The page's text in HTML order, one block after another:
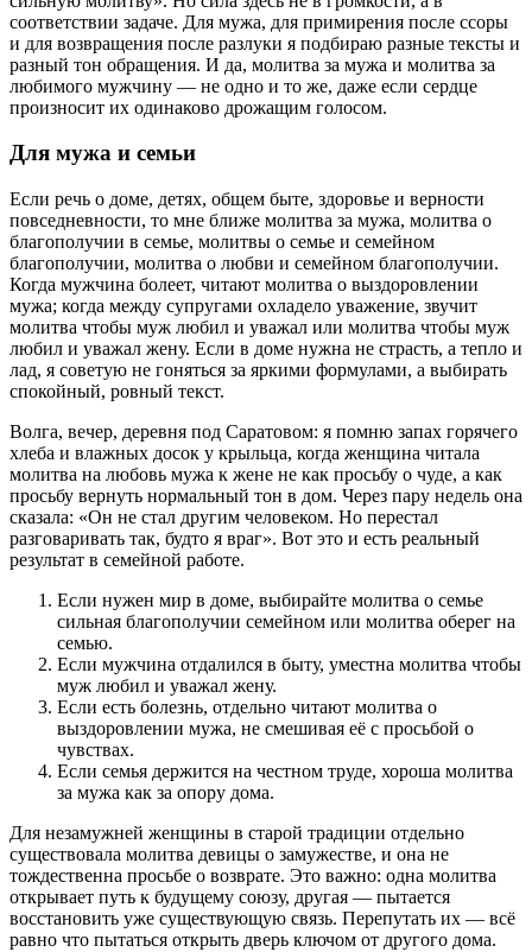
соответствии задаче. Для мужа, для примирения после ссоры
и для возвращения после разлуки я подбираю разные тексты и
разный тон обращения. И да, молитва за мужа и молитва за
любимого мужчину — не одно и то же, даже если сердце
произносит их одинаково дрожащим голосом.
Для мужа и семьи
Если речь о доме, детях, общем быте, здоровье и верности
повседневности, то мне ближе молитва за мужа, молитва о
благополучии в семье, молитвы о семье и семейном
благополучии, молитва о любви и семейном благополучии.
Когда мужчина болеет, читают молитва о выздоровлении
мужа; когда между супругами охладело уважение, звучит
молитва чтобы муж любил и уважал или молитва чтобы муж
любил и уважал жену. Если в доме нужна не страсть, а тепло и
лад, я советую не гоняться за яркими формулами, а выбирать
спокойный, ровный текст.
Волга, вечер, деревня под Саратовом: я помню запах горячего
хлеба и влажных досок у крыльца, когда женщина читала
молитва на любовь мужа к жене не как просьбу о чуде, а как
просьбу вернуть нормальный тон в дом. Через пару недель она
сказала: «Он не стал другим человеком. Но перестал
разговаривать так, будто я враг». Вот это и есть реальный
результат в семейной работе.
Если нужен мир в доме, выбирайте молитва о семье
сильная благополучии семейном или молитва оберег на
семью.
Если мужчина отдалился в быту, уместна молитва чтобы
муж любил и уважал жену.
Если есть болезнь, отдельно читают молитва о
выздоровлении мужа, не смешивая её с просьбой о
чувствах.
Если семья держится на честном труде, хороша молитва
за мужа как за опору дома.
Для незамужней женщины в старой традиции отдельно
существовала молитва девицы о замужестве, и она не
тождественна просьбе о возврате. Это важно: одна молитва
открывает путь к будущему союзу, другая — пытается
восстановить уже существующую связь. Перепутать их — всё
равно что пытаться открыть дверь ключом от другого дома.